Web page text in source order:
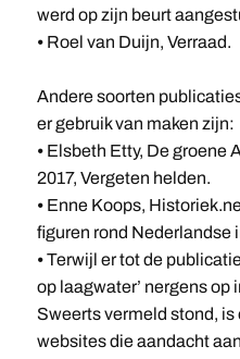
werd op zijn beurt
⦁ Roel van Duijn, Verraad.
Andere soorten
er gebruik van maken zijn:
⦁ Elsbeth Etty, De groene
2017, Vergeten helden.
⦁ Enne Koops,
figuren rond Nederlandse
⦁ Terwijl er tot de
op laagwater’ nergens op
Sweerts vermeld stond, is
websites die aandacht